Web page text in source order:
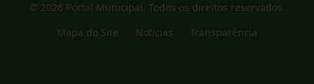
© 2026 Portal Municipal. Todos os direitos reservados.
Mapa do Site
Notícias Transparência